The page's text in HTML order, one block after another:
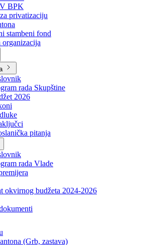
za šumarstvo
šume
BPK
privatizaciju
stambeni fond
organizacija
rada Skupštine
2026
pitanja
rada Vlade
okvirnog budžeta 2024-2026